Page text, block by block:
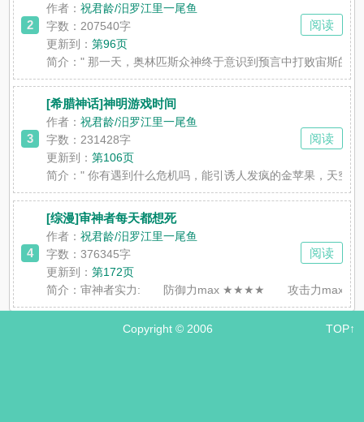
2
作者：祝君龄/汨罗江里一尾鱼
字数：207540字
更新到：第96页
简介：" 那一天，奥林匹斯众神终于意识到预言中打败宙斯
阅读
3
[希腊神话]神明游戏时间
作者：祝君龄/汨罗江里一尾鱼
字数：231428字
更新到：第106页
简介：" 你有遇到什么危机吗，能引诱人发疯的金苹果，天空
阅读
4
[综漫]审神者每天都想死
作者：祝君龄/汨罗江里一尾鱼
字数：376345字
更新到：第172页
简介：审神者实力: 防御力max ★★★★ 攻击力
阅读
Copyright © 2006 TOP↑